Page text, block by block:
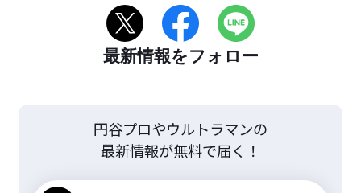
最新情報をフォロー
円谷プロやウルトラマンの
最新情報が無料で届く！